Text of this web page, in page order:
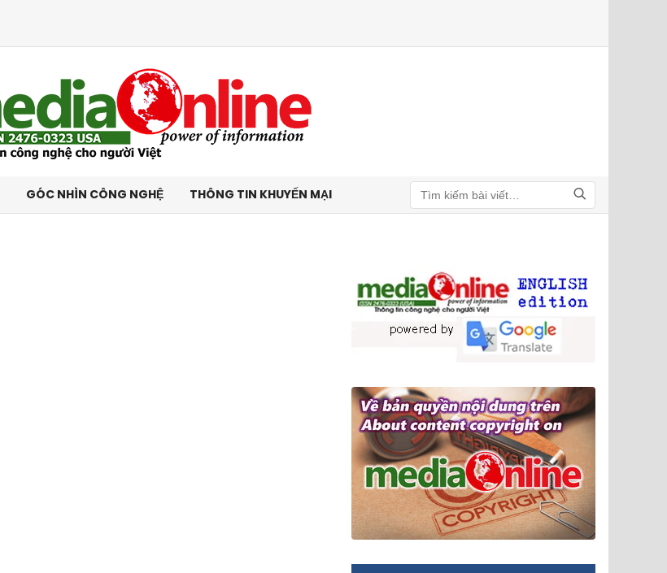
GÓC NHÌN CÔNG NGHỆ THÔNG TIN KHUYẾN MẠI
Tìm kiếm